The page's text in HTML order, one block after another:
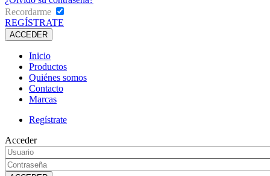
Recordarme
REGÍSTRATE
Inicio
Productos
Quiénes somos
Contacto
Marcas
Regístrate
Acceder